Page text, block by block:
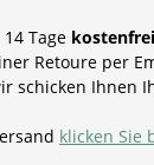
Tage
Retoure per
schicken Ihnen
klicken Sie